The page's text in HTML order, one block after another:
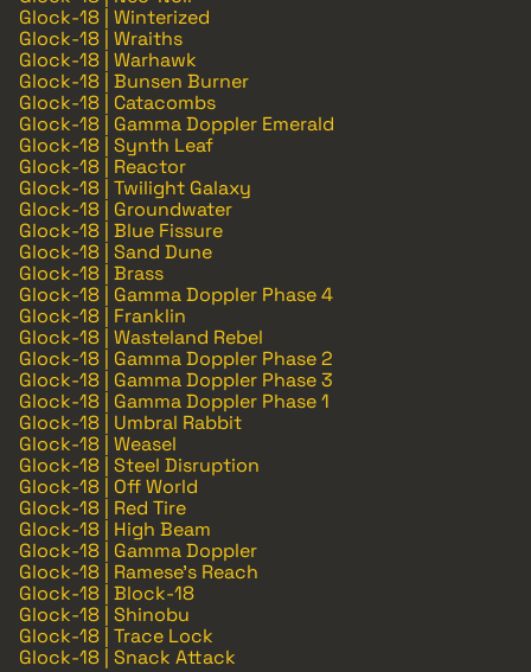
Glock-18 | Winterized
Glock-18 | Wraiths
Glock-18 | Warhawk
Glock-18 | Bunsen Burner
Glock-18 | Catacombs
Glock-18 | Gamma Doppler Emerald
Glock-18 | Synth Leaf
Glock-18 | Reactor
Glock-18 | Twilight Galaxy
Glock-18 | Groundwater
Glock-18 | Blue Fissure
Glock-18 | Sand Dune
Glock-18 | Brass
Glock-18 | Gamma Doppler Phase 4
Glock-18 | Franklin
Glock-18 | Wasteland Rebel
Glock-18 | Gamma Doppler Phase 2
Glock-18 | Gamma Doppler Phase 3
Glock-18 | Gamma Doppler Phase 1
Glock-18 | Umbral Rabbit
Glock-18 | Weasel
Glock-18 | Steel Disruption
Glock-18 | Off World
Glock-18 | Red Tire
Glock-18 | High Beam
Glock-18 | Gamma Doppler
Glock-18 | Ramese's Reach
Glock-18 | Block-18
Glock-18 | Shinobu
Glock-18 | Trace Lock
Glock-18 | Snack Attack